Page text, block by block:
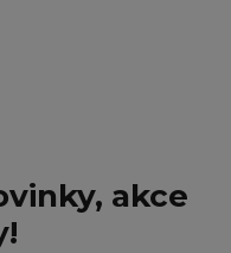
akce